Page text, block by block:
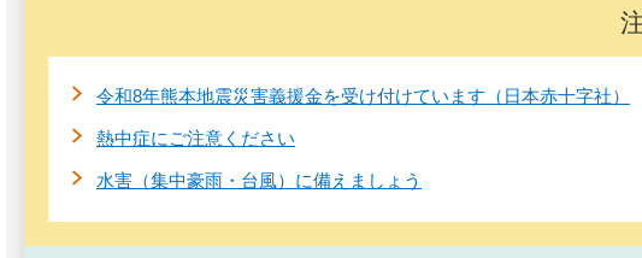
令和8年熊本地震災害義援金を受け付けています（日本赤十字社）
熱中症にご注意ください
水害（集中豪雨・台風）に備えましょう